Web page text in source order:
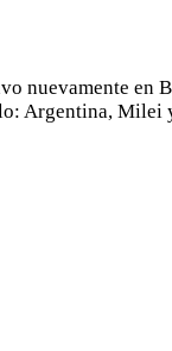
nuevamente en
Argentina,